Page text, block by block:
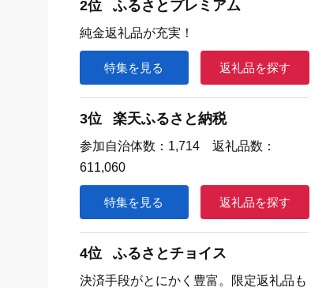
2位 ふるさとプレミアム
純金返礼品が充実！
特集を見る 返礼品を探す
3位 楽天ふるさと納税
参加自治体数：1,714 返礼品数：
611,060
特集を見る 返礼品を探す
4位 ふるさとチョイス
決済手段がとにかく豊富。限定返礼品も